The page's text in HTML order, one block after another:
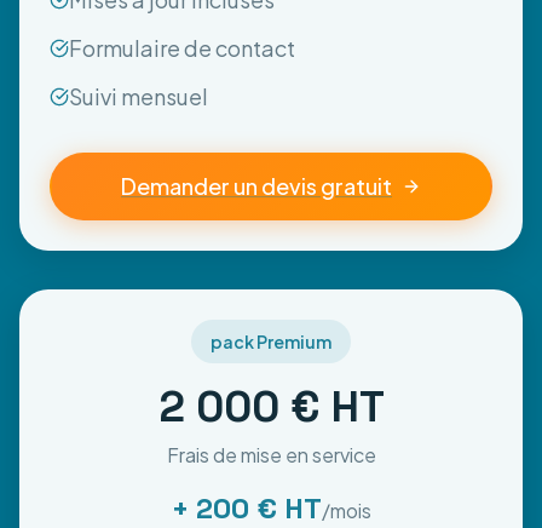
Formulaire de contact
Suivi mensuel
Demander un devis gratuit
pack Premium
2 000 € HT
Frais de mise en service
+ 200 € HT/mois